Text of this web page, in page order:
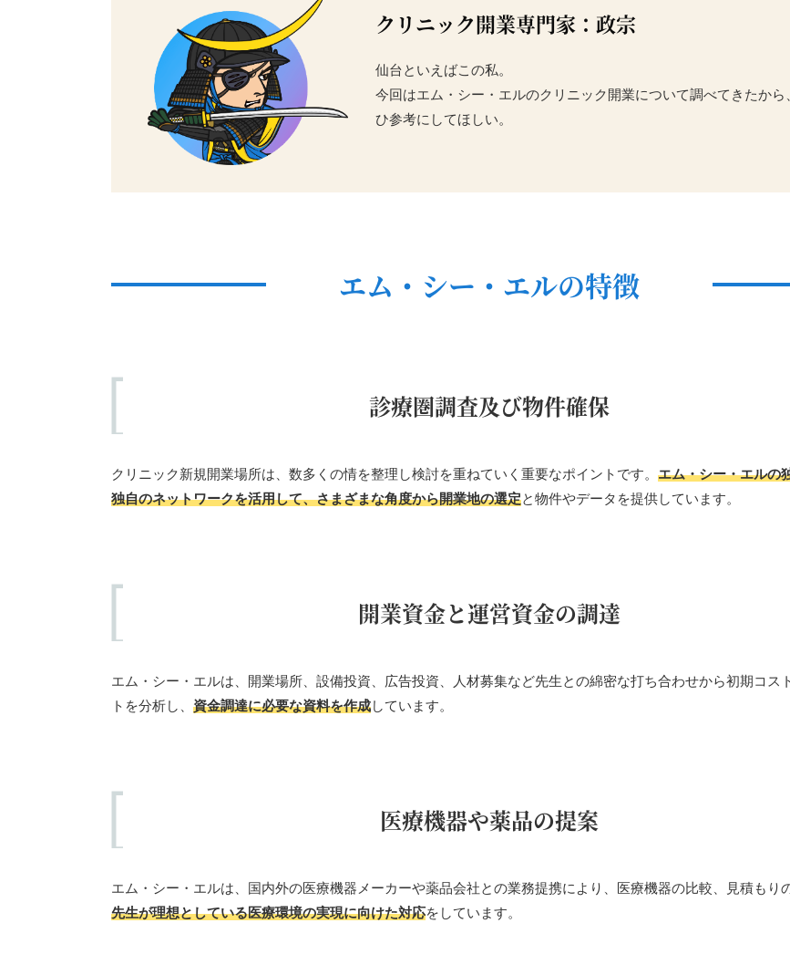
クリニック開業専門家：政宗
仙台といえばこの私。
今回はエム・シー・エルのクリニック開業について調べてきたから
ひ参考にしてほしい。
エム・シー・エルの特徴
診療圏調査及び物件確保
クリニック新規開業場所は、数多くの情を整理し検討を重ねていく重要なポイントです。 エム・シー・エルの
独自のネットワークを活用して、さまざまな角度から開業地の選定と物件やデータを提供しています。
開業資金と運営資金の調達
エム・シー・エルは、開業場所、設備投資、広告投資、人材募集など先生との綿密な打ち合わせから初期コス
トを分析し、 資金調達に必要な資料を作成しています。
医療機器や薬品の提案
エム・シー・エルは、国内外の医療機器メーカーや薬品会社との業務提携により、医療機器の比較、見積もり
先生が理想としている医療環境の実現に向けた対応をしています。